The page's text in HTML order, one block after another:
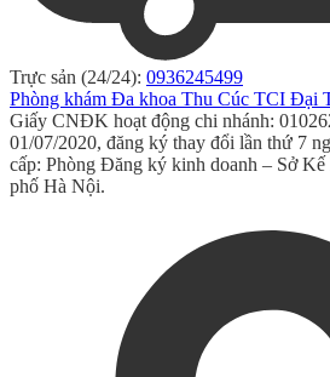
Trực sản (24/24): 0936245499
Phòng khám Đa khoa Thu Cúc TCI Đại
Giấy CNĐK hoạt động chi nhánh:
01/07/2020, đăng ký thay đổi lần thứ 7
cấp: Phòng Đăng ký kinh doanh – Sở
phố Hà Nội.